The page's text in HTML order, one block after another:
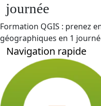
journée
Formation QGIS : prenez
géographiques en 1
Navigation rapide